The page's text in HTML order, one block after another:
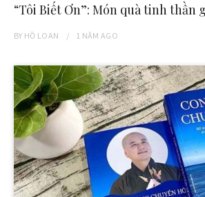
“Tôi Biết Ơn”: Món quà tinh thần
BY HỒ LOAN 1 NĂM AGO